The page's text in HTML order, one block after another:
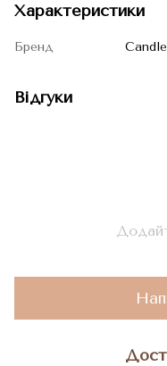
Характеристики
Бренд
Відгуки